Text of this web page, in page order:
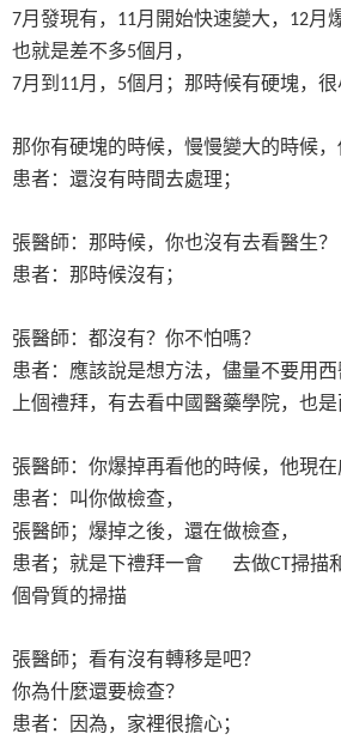
7月發現有， 11月開始快速變大， 12月
也就是差不多5個月，
7月到11月， 5個月；那時候有硬塊，很
那你有硬塊的時候，慢慢變大的時候，
患者：還沒有時間去處理；
張醫師：那時候，你也沒有去看醫生？
患者：那時候沒有；
張醫師：都沒有？你不怕嗎？
患者：應該說是想方法，儘量不要用西
上個禮拜，有去看中國醫藥學院，也是
張醫師：你爆掉再看他的時候，他現在
患者：叫你做檢查，
張醫師；爆掉之後，還在做檢查，
患者；就是下禮拜一會
去做CT 掃描
個骨質的掃描
張醫師；看有沒有轉移是吧？
你為什麼還要檢查？
患者：因為，家裡很擔心；